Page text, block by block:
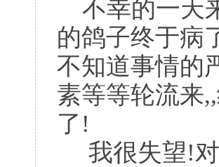
不幸的一天
的鸽子终于病
不知道事情的
素等等轮流来
了!
我很失望!对